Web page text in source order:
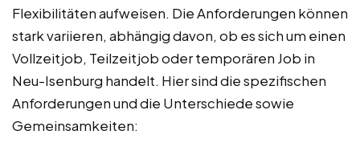
Flexibilitäten aufweisen. Die Anforderungen können
stark variieren, abhängig davon, ob es sich um einen
Vollzeitjob, Teilzeitjob oder temporären Job in
Neu-Isenburg handelt. Hier sind die spezifischen
Anforderungen und die Unterschiede sowie
Gemeinsamkeiten: